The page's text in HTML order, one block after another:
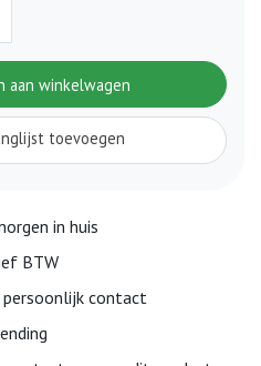
aan winkelwagen
toevoegen
in huis
BTW
contact